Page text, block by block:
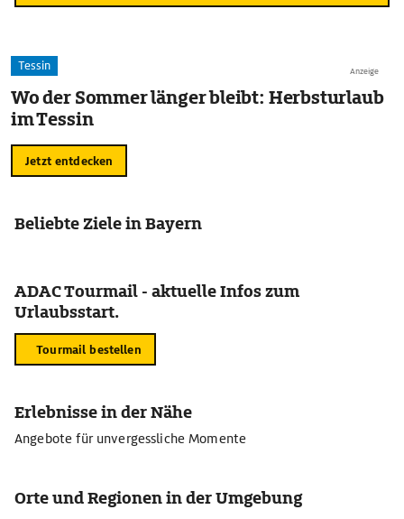
Anzeige
Tessin
Wo der Sommer länger bleibt: Herbsturlaub
im Tessin
Jetzt entdecken
Beliebte Ziele in Bayern
ADAC Tourmail - aktuelle Infos zum
Urlaubsstart.
Tourmail bestellen
Erlebnisse in der Nähe
Angebote für unvergessliche Momente
Orte und Regionen in der Umgebung